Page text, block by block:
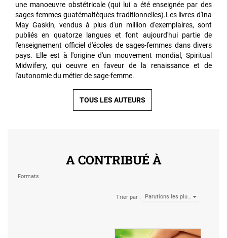
une manoeuvre obstétricale (qui lui a été enseignée par des
sages-femmes guatémaltèques traditionnelles).Les livres d'Ina
May Gaskin, vendus à plus d'un million d'exemplaires, sont
publiés en quatorze langues et font aujourd'hui partie de
l'enseignement officiel d'écoles de sages-femmes dans divers
pays. Elle est à l'origine d'un mouvement mondial, Spiritual
Midwifery, qui oeuvre en faveur de la renaissance et de
l'autonomie du métier de sage-femme.
TOUS LES AUTEURS
A CONTRIBUÉ À
Formats
Trier par : Parutions les plu…